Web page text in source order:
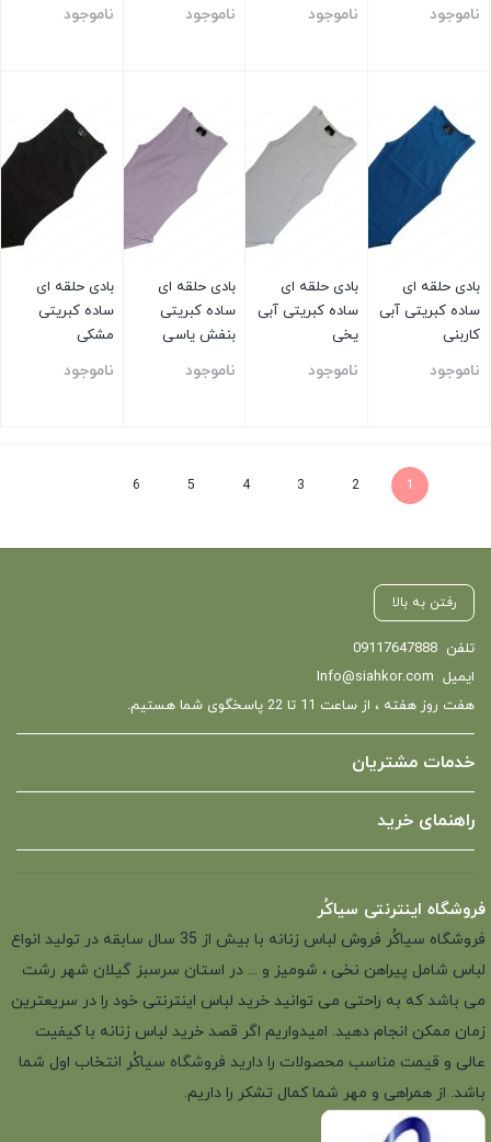
ناموجود ناموجود ناموجود ناموجود
بادی حلقه ای
ساده کبریتی آبی
کاربنی
ناموجود
بادی حلقه ای
ساده کبریتی آبی
یخی
ناموجود
بادی حلقه ای
ساده کبریتی
بنفش یاسی
ناموجود
بادی حلقه ای
ساده کبریتی
مشکی
ناموجود
1
2
3
4
5
6
رفتن به بالا
تلفن 09117647888
ایمیل Info@siahkor.com
هفت روز هفته ، از ساعت 11 تا 22 پاسخگوی شما هستیم.
خدمات مشتریان
راهنمای خرید
فروشگاه اینترنتی سیاکُر
فروشگاه سیاکُر فروش لباس زنانه با بیش از 35 سال سابقه در تولید انواع
لباس شامل پیراهن نخی ، شومیز و ... در استان سرسبز گیلان شهر رشت
می باشد که به راحتی می توانید خرید لباس اینترنتی خود را در سریعترین
زمان ممکن انجام دهید. امیدواریم اگر قصد خرید لباس زنانه با کیفیت
عالی و قیمت مناسب محصولات را دارید فروشگاه سیاکُر انتخاب اول شما
باشد. از همراهی و مهر شما کمال تشکر را داریم.